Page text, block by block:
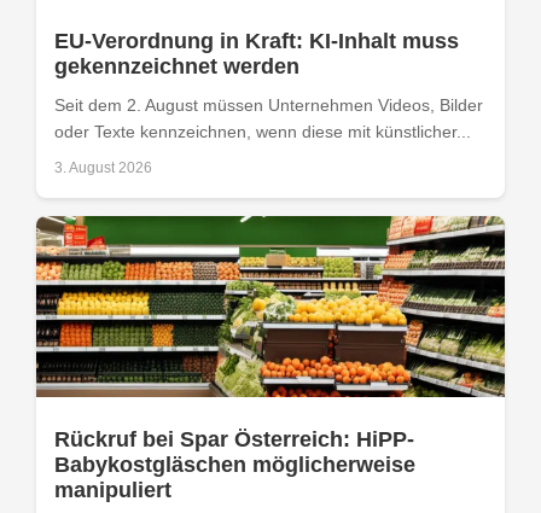
EU-Verordnung in Kraft: KI-Inhalt muss
gekennzeichnet werden
Seit dem 2. August müssen Unternehmen Videos, Bilder
oder Texte kennzeichnen, wenn diese mit künstlicher...
3. August 2026
Rückruf bei Spar Österreich: HiPP-
Babykostgläschen möglicherweise
manipuliert